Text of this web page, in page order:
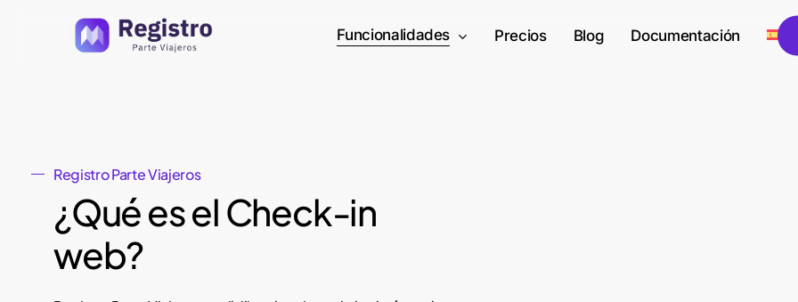
Funcionalidades Precios Blog Documentación
Registro Parte Viajeros
¿Qué es el Check-in
web?